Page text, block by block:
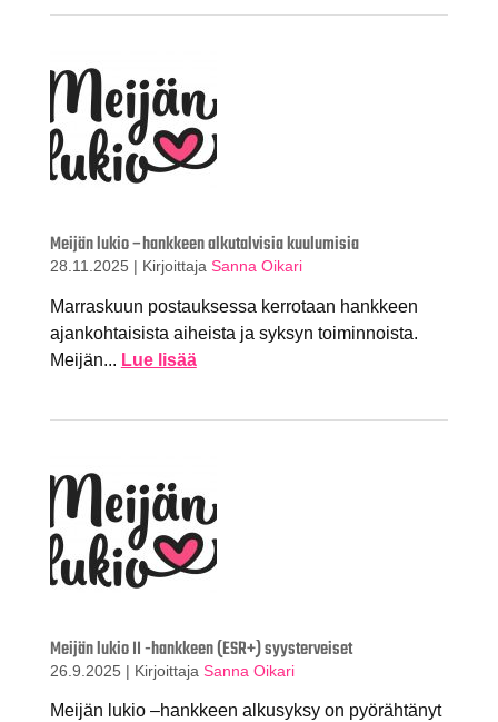
Meijän lukio –hankkeen alkutalvisia kuulumisia
28.11.2025 | Kirjoittaja Sanna Oikari
Marraskuun postauksessa kerrotaan hankkeen
ajankohtaisista aiheista ja syksyn toiminnoista.
Meijän... Lue lisää
Meijän lukio II -hankkeen (ESR+) syysterveiset
26.9.2025 | Kirjoittaja Sanna Oikari
Meijän lukio –hankkeen alkusyksy on pyörähtänyt